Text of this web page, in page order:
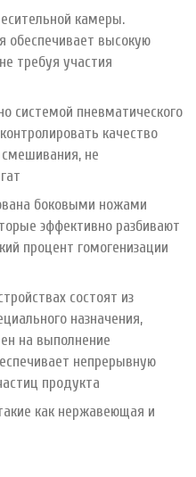
камеры.
обеспечивает высокую
требуя участия
системой пневматического
качество
не
боковыми ножами
эффективно разбивают
процент гомогенизации
состоят из
назначения,
на выполнение
непрерывную
продукта
как нержавеющая и